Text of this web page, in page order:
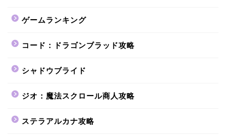
ゲームランキング
コード：ドラゴンブラッド攻略
シャドウブライド
ジオ：魔法スクロール商人攻略
ステラアルカナ攻略